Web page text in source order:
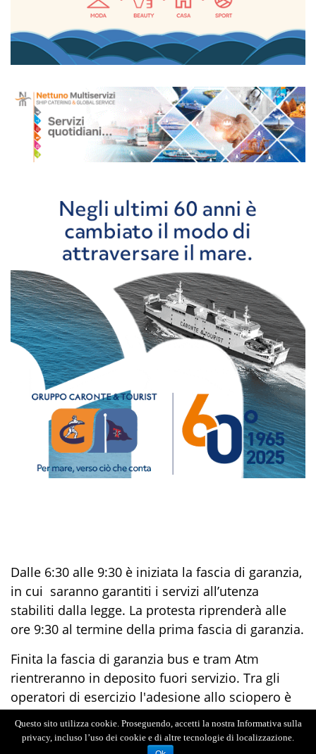
Dalle 6:30 alle 9:30 è iniziata la fascia di garanzia,
in cui saranno garantiti i servizi all’utenza
stabiliti dalla legge. La protesta riprenderà alle
ore 9:30 al termine della prima fascia di garanzia.
Finita la fascia di garanzia bus e tram Atm
rientreranno in deposito fuori servizio. Tra gli
operatori di esercizio l'adesione allo sciopero è
stata del 95%.
Questo sito utilizza cookie. Proseguendo, accetti la nostra Informativa sulla
privacy, incluso l’uso dei cookie e di altre tecnologie di localizzazione.